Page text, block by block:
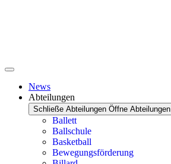
News
Abteilungen
Schließe Abteilungen Öffne Abteilungen
Ballett
Ballschule
Basketball
Bewegungsförderung